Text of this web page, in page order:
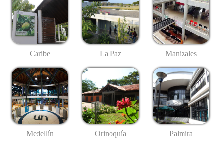
Caribe La Paz Manizales
Medellín Orinoquía Palmira